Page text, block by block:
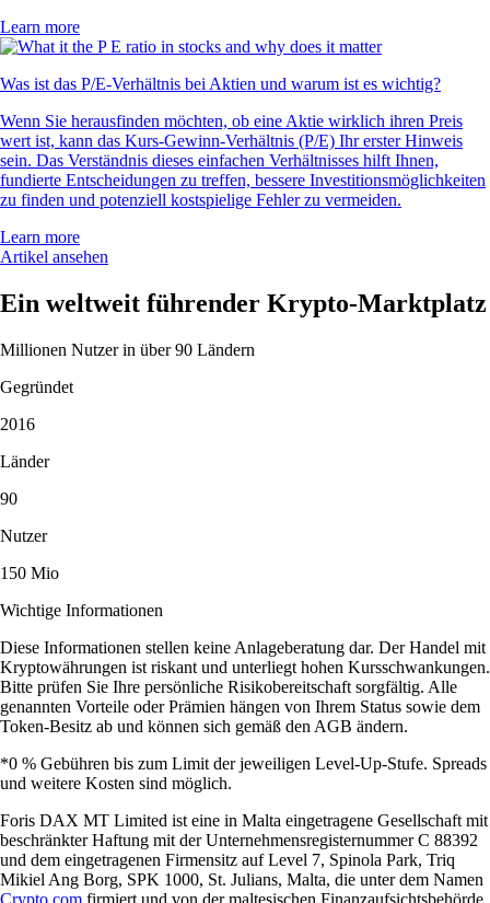
Learn more
Was ist das P/E-Verhältnis bei Aktien und warum ist es wichtig?
Wenn Sie herausfinden möchten, ob eine Aktie wirklich ihren Preis
wert ist, kann das Kurs-Gewinn-Verhältnis (P/E) Ihr erster Hinweis
sein. Das Verständnis dieses einfachen Verhältnisses hilft Ihnen,
fundierte Entscheidungen zu treffen, bessere Investitionsmöglichkeiten
zu finden und potenziell kostspielige Fehler zu vermeiden.
Learn more
Artikel ansehen
Ein weltweit führender Krypto-Marktplatz
Millionen Nutzer in über 90 Ländern
Gegründet
2016
Länder
90
Nutzer
150 Mio
Wichtige Informationen
Diese Informationen stellen keine Anlageberatung dar. Der Handel mit
Kryptowährungen ist riskant und unterliegt hohen Kursschwankungen.
Bitte prüfen Sie Ihre persönliche Risikobereitschaft sorgfältig. Alle
genannten Vorteile oder Prämien hängen von Ihrem Status sowie dem
Token-Besitz ab und können sich gemäß den AGB ändern.
*0 % Gebühren bis zum Limit der jeweiligen Level-Up-Stufe. Spreads
und weitere Kosten sind möglich.
Foris DAX MT Limited ist eine in Malta eingetragene Gesellschaft mit
beschränkter Haftung mit der Unternehmensregisternummer C 88392
und dem eingetragenen Firmensitz auf Level 7, Spinola Park, Triq
Mikiel Ang Borg, SPK 1000, St. Julians, Malta, die unter dem Namen
Crypto.com firmiert und von der maltesischen Finanzaufsichtsbehörde